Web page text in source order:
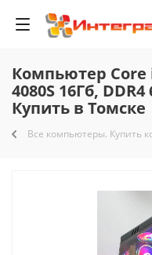
Компьютер Core
4080S 16Гб, DDR4
Купить в Томске
Все компьютеры. Купить